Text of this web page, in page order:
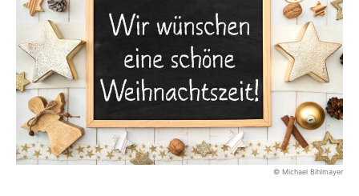
© Michael Bihlmayer